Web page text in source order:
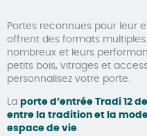
Portes reconnues pour leur
offrent des formats
nombreux et leurs
petits bois, vitrages et
personnalisez votre porte.
La porte d’entrée Tradi 12
entre la tradition et la
espace de vie